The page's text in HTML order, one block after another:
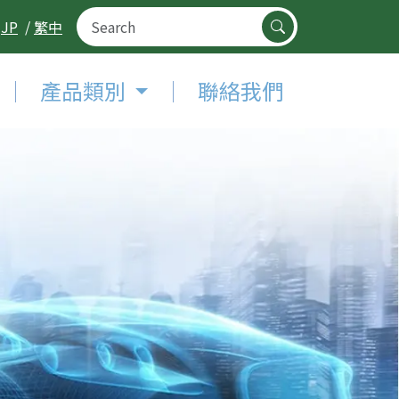
JP / 繁中
｜ 產品類別 ｜ 聯絡我們